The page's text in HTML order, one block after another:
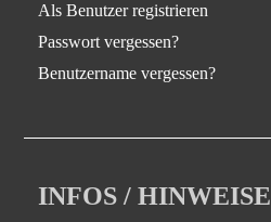
Als Benutzer registrieren
Passwort vergessen?
Benutzername vergessen?
INFOS / HINWEISE